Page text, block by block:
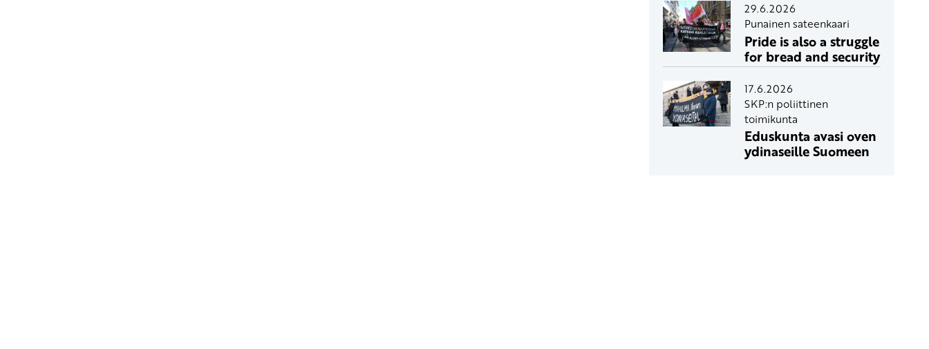
29.6.2026
Punainen sateenkaari
Pride is also a struggle
for bread and security
17.6.2026
SKP:n poliittinen
toimikunta
Eduskunta avasi oven
ydinaseille Suomeen